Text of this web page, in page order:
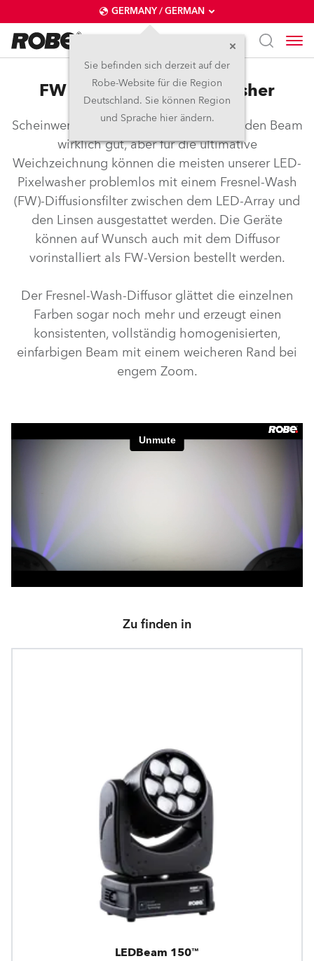
GERMANY / GERMAN
Sie befinden sich derzeit auf der
Robe-Website für die Region
Deutschland. Sie können Region
und Sprache hier ändern.
FW Diffusor für Pixel-Washer
Scheinwerfer von Robe homogenisieren den Beam
wirklich gut, aber für die ultimative
Weichzeichnung können die meisten unserer LED-
Pixelwasher problemlos mit einem Fresnel-Wash
(FW)-Diffusionsfilter zwischen dem LED-Array und
den Linsen ausgestattet werden. Die Geräte
können auf Wunsch auch mit dem Diffusor
vorinstalliert als FW-Version bestellt werden.
Der Fresnel-Wash-Diffusor glättet die einzelnen
Farben sogar noch mehr und erzeugt einen
konsistenten, vollständig homogenisierten,
einfarbigen Beam mit einem weicheren Rand bei
engem Zoom.
Zu finden in
LEDBeam 150™